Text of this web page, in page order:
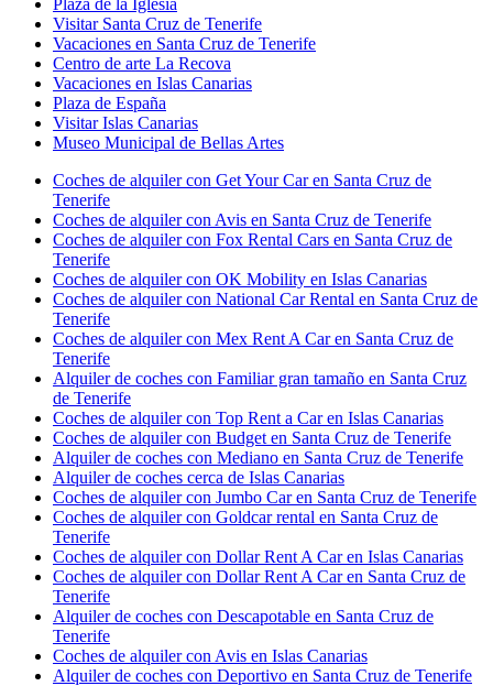
Visitar Santa Cruz de Tenerife
Vacaciones en Santa Cruz de Tenerife
Centro de arte La Recova
Vacaciones en Islas Canarias
Plaza de España
Visitar Islas Canarias
Museo Municipal de Bellas Artes
Coches de alquiler con Get Your Car en Santa Cruz de
Tenerife
Coches de alquiler con Avis en Santa Cruz de Tenerife
Coches de alquiler con Fox Rental Cars en Santa Cruz de
Tenerife
Coches de alquiler con OK Mobility en Islas Canarias
Coches de alquiler con National Car Rental en Santa Cruz de
Tenerife
Coches de alquiler con Mex Rent A Car en Santa Cruz de
Tenerife
Alquiler de coches con Familiar gran tamaño en Santa Cruz
de Tenerife
Coches de alquiler con Top Rent a Car en Islas Canarias
Coches de alquiler con Budget en Santa Cruz de Tenerife
Alquiler de coches con Mediano en Santa Cruz de Tenerife
Alquiler de coches cerca de Islas Canarias
Coches de alquiler con Jumbo Car en Santa Cruz de Tenerife
Coches de alquiler con Goldcar rental en Santa Cruz de
Tenerife
Coches de alquiler con Dollar Rent A Car en Islas Canarias
Coches de alquiler con Dollar Rent A Car en Santa Cruz de
Tenerife
Alquiler de coches con Descapotable en Santa Cruz de
Tenerife
Coches de alquiler con Avis en Islas Canarias
Alquiler de coches con Deportivo en Santa Cruz de Tenerife